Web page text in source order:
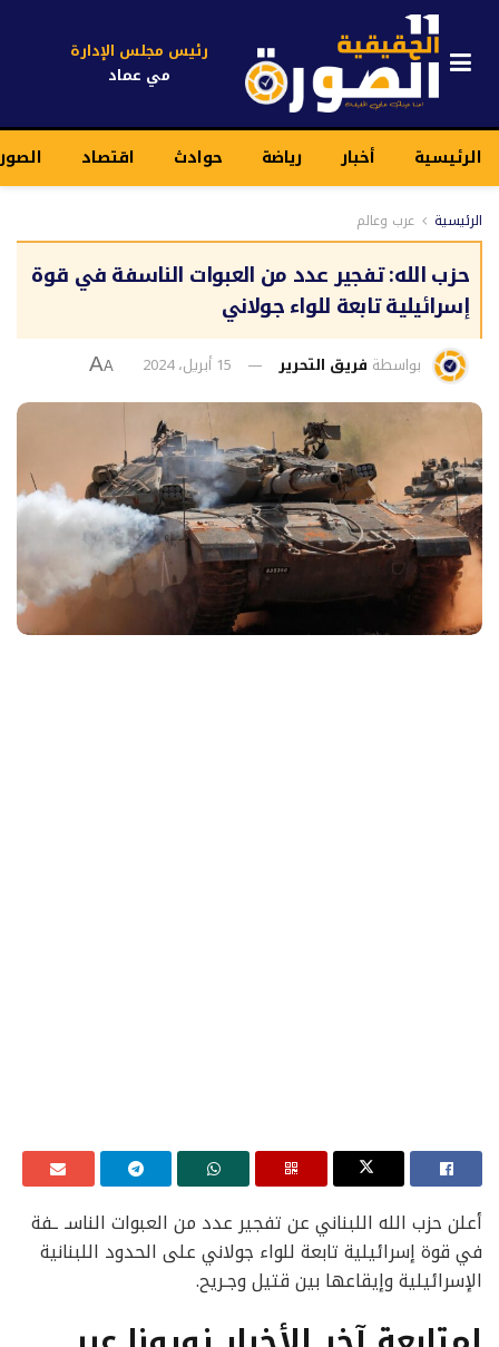
رئيس مجلس الإدارة
مي عماد
الرئيسية أخبار رياضة حوادث اقتصاد
الرئيسية عرب وعالم
حزب الله: تفجير عدد من العبوات الناسفة في قوة
إسرائيلية تابعة للواء جولاني
بواسطة فريق التحرير 15 أبريل، 2024 A
A
أعلن حزب الله اللبناني عن تفجير عدد من العبوات الناسـ ـفة
في قوة إسرائيلية تابعة للواء جولاني على الحدود اللبنانية
الإسرائيلية وإيقاعها بين قتيل وجـريح.